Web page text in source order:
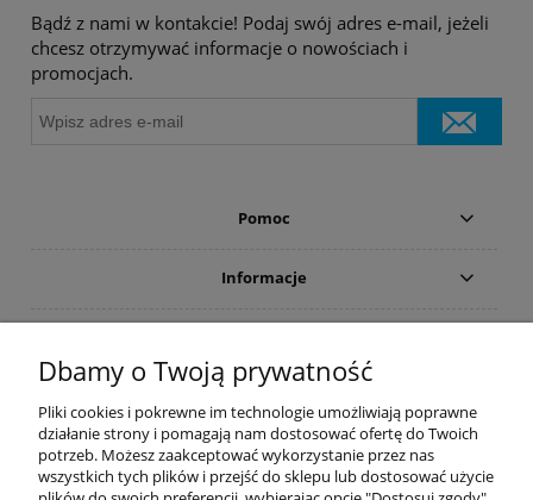
Bądź z nami w kontakcie! Podaj swój adres e-mail, jeżeli
chcesz otrzymywać informacje o nowościach i
promocjach.
Pomoc
Informacje
PRODUCENCI
Dbamy o Twoją prywatność
Pliki cookies i pokrewne im technologie umożliwiają poprawne
działanie strony i pomagają nam dostosować ofertę do Twoich
potrzeb. Możesz zaakceptować wykorzystanie przez nas
wszystkich tych plików i przejść do sklepu lub dostosować użycie